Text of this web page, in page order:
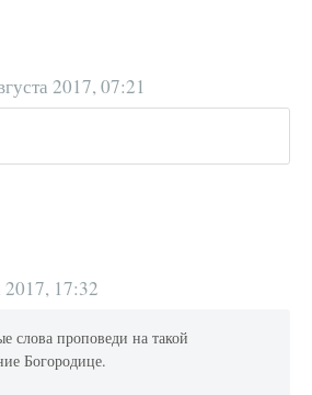
2017, 07:21
2017, 17:32
слова проповеди на такой
Богородице.